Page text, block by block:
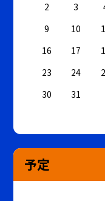
2
3
9
10
16
17
23
24
30
31
予定